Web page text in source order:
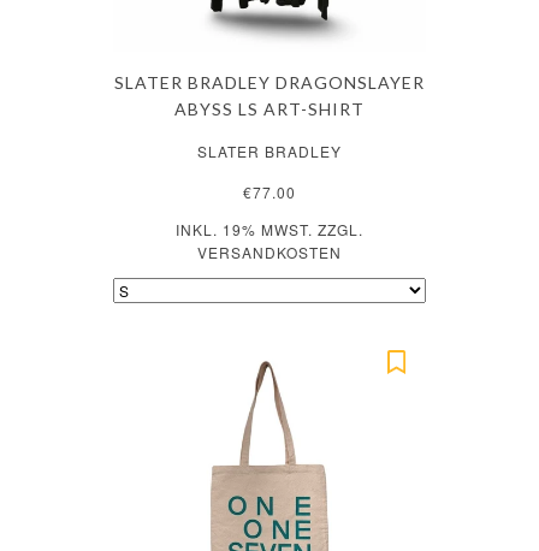
SLATER BRADLEY DRAGONSLAYER
ABYSS LS ART-SHIRT
SLATER BRADLEY
€77.00
INKL. 19% MWST. ZZGL.
VERSANDKOSTEN